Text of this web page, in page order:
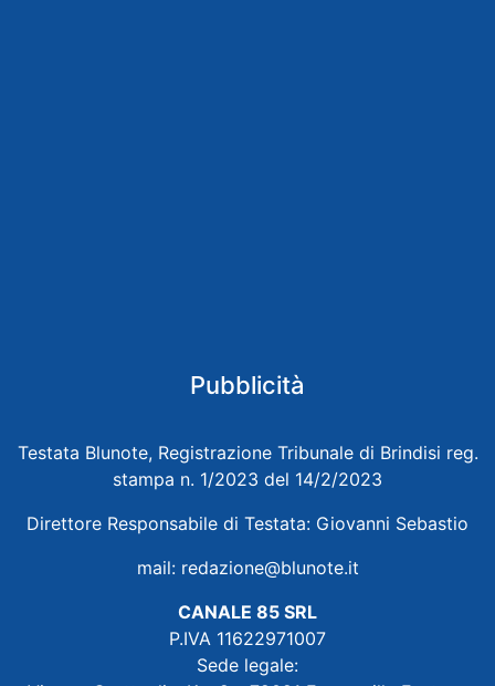
Pubblicità
Testata Blunote, Registrazione Tribunale di Brindisi reg.
stampa n. 1/2023 del 14/2/2023
Direttore Responsabile di Testata: Giovanni Sebastio
mail: redazione@blunote.it
CANALE 85 SRL
P.IVA 11622971007
Sede legale: